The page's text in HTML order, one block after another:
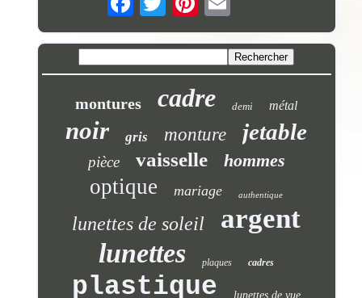
montures cadre demi métal
noir gris monture jetable
pièce vaisselle hommes
optique mariage authentique
lunettes de soleil argent
lunettes plaques cadres
plastique lunettes de vue